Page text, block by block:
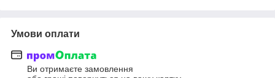
Умови оплати
Ви отримаєте замовлення